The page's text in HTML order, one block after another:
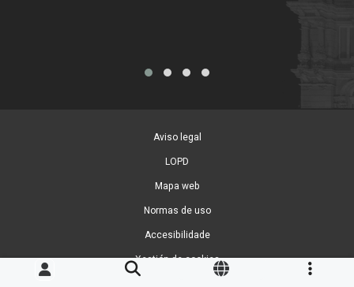
Aviso legal
LOPD
Mapa web
Normas de uso
Accesibilidade
Xestión de cookies